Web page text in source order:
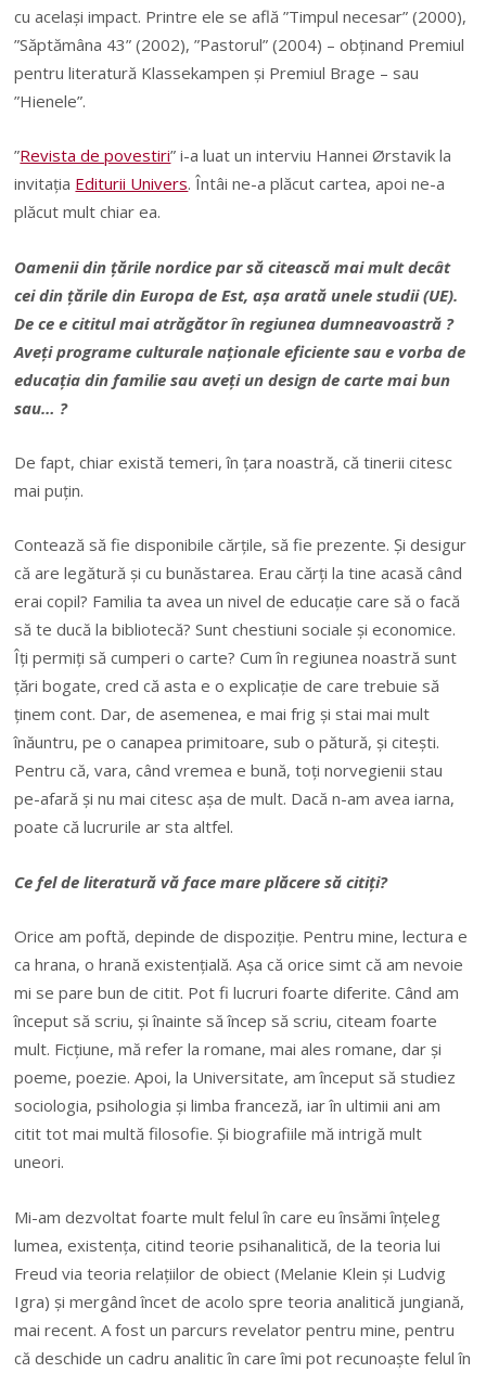
cu același impact. Printre ele se află ”Timpul necesar” (2000),
”Săptămâna 43” (2002), ”Pastorul” (2004) – obținand Premiul
pentru literatură Klassekampen și Premiul Brage – sau
”Hienele”.
”Revista de povestiri” i-a luat un interviu Hannei Ørstavik la
invitația Editurii Univers. Întâi ne-a plăcut cartea, apoi ne-a
plăcut mult chiar ea.
Oamenii din țările nordice par să citească mai mult decât
cei din țările din Europa de Est, așa arată unele studii (UE).
De ce e cititul mai atrăgător în regiunea dumneavoastră ?
Aveți programe culturale naționale eficiente sau e vorba de
educația din familie sau aveți un design de carte mai bun
sau… ?
De fapt, chiar există temeri, în țara noastră, că tinerii citesc
mai puțin.
Contează să fie disponibile cărțile, să fie prezente. Și desigur
că are legătură și cu bunăstarea. Erau cărți la tine acasă când
erai copil? Familia ta avea un nivel de educație care să o facă
să te ducă la bibliotecă? Sunt chestiuni sociale și economice.
Îți permiți să cumperi o carte? Cum în regiunea noastră sunt
țări bogate, cred că asta e o explicație de care trebuie să
ținem cont. Dar, de asemenea, e mai frig și stai mai mult
înăuntru, pe o canapea primitoare, sub o pătură, și citești.
Pentru că, vara, când vremea e bună, toți norvegienii stau
pe-afară și nu mai citesc așa de mult. Dacă n-am avea iarna,
poate că lucrurile ar sta altfel.
Ce fel de literatură vă face mare plăcere să citiți?
Orice am poftă, depinde de dispoziție. Pentru mine, lectura e
ca hrana, o hrană existențială. Așa că orice simt că am nevoie
mi se pare bun de citit. Pot fi lucruri foarte diferite. Când am
început să scriu, și înainte să încep să scriu, citeam foarte
mult. Ficțiune, mă refer la romane, mai ales romane, dar și
poeme, poezie. Apoi, la Universitate, am început să studiez
sociologia, psihologia și limba franceză, iar în ultimii ani am
citit tot mai multă filosofie. Și biografiile mă intrigă mult
uneori.
Mi-am dezvoltat foarte mult felul în care eu însămi înțeleg
lumea, existența, citind teorie psihanalitică, de la teoria lui
Freud via teoria relațiilor de obiect (Melanie Klein și Ludvig
Igra) și mergând încet de acolo spre teoria analitică jungiană,
mai recent. A fost un parcurs revelator pentru mine, pentru
că deschide un cadru analitic în care îmi pot recunoaște felul în